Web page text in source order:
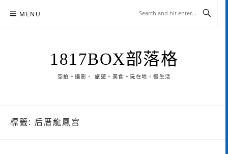
MENU
1817BOX部落格
空拍。攝影。 旅遊。美食。玩在地。慢生活
標籤: 后厝龍鳳宫